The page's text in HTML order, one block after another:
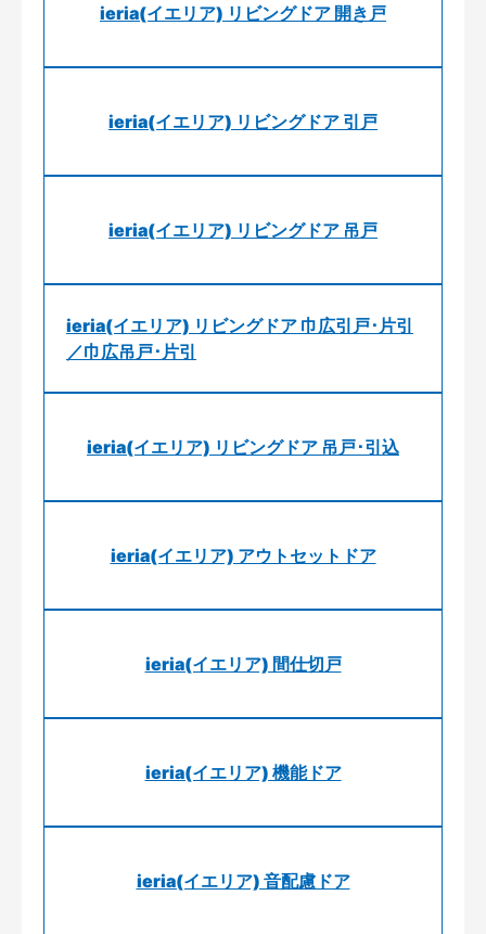
ieria(イエリア) リビングドア 開き戸
ieria(イエリア) リビングドア 引戸
ieria(イエリア) リビングドア 吊戸
ieria(イエリア) リビングドア 巾広引戸･片引
／巾広吊戸･片引
ieria(イエリア) リビングドア 吊戸･引込
ieria(イエリア) アウトセットドア
ieria(イエリア) 間仕切戸
ieria(イエリア) 機能ドア
ieria(イエリア) 音配慮ドア